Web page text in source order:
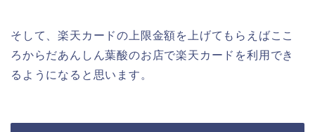
そして、楽天カードの上限金額を上げてもらえばここ
ろからだあんしん葉酸のお店で楽天カードを利用でき
るようになると思います。